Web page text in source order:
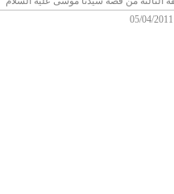
05/04/2011